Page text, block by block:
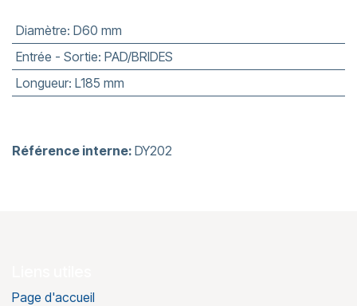
Diamètre: D60 mm
Entrée - Sortie: PAD/BRIDES
Longueur: L185 mm
Référence interne: DY202
Page d'accueil